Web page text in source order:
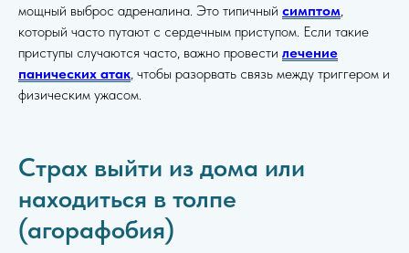
мощный выброс адреналина. Это типичный симптом,
который часто путают с сердечным приступом. Если такие
приступы случаются часто, важно провести лечение
панических атак, чтобы разорвать связь между триггером и
физическим ужасом.
Страх выйти из дома или
находиться в толпе
(агорафобия)